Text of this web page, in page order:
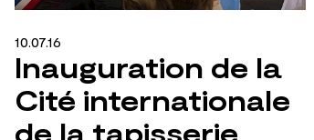
10.07.16
Inauguration de la
Cité internationale
de la tapisserie